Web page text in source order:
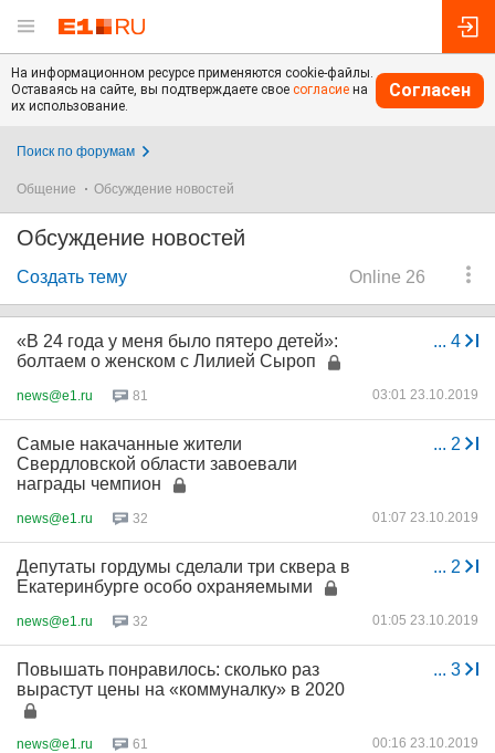
На информационном ресурсе применяются cookie-файлы.
Оставаясь на сайте, вы подтверждаете свое согласие на
их использование.
Согласен
Поиск по форумам
Общение Обсуждение новостей
Обсуждение новостей
Online 26
Создать тему
... 4
«В 24 года у меня было пятеро детей»:
болтаем о женском с Лилией Сыроп
news@e1.ru 81 03:01 23.10.2019
... 2
Самые накачанные жители
Свердловской области завоевали
награды чемпион
news@e1.ru 32 01:07 23.10.2019
... 2
Депутаты гордумы сделали три сквера в
Екатеринбурге особо охраняемыми
news@e1.ru 32 01:05 23.10.2019
... 3
Повышать понравилось: сколько раз
вырастут цены на «коммуналку» в 2020
news@e1.ru 61 00:16 23.10.2019